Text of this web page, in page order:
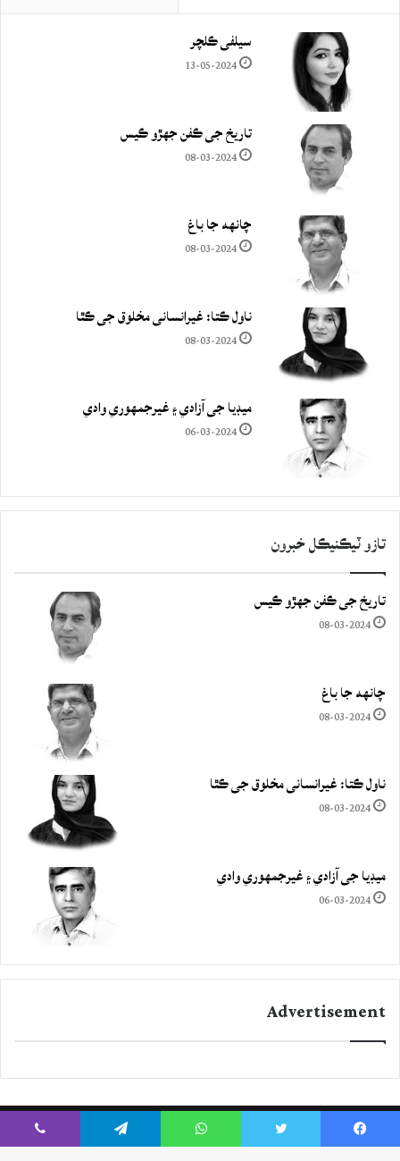
سيلفي ڪلچر
13-05-2024
تاريخ جي ڪفن جھڙو ڪيس
08-03-2024
چانهه جا باغ
08-03-2024
ناول ڪتا: غيرانساني مخلوق جي ڪٿا
08-03-2024
ميڊيا جي آزادي ۽ غيرجمھوري وادي
06-03-2024
تازو ٽيڪنيڪل خبرون
تاريخ جي ڪفن جھڙو ڪيس
08-03-2024
چانهه جا باغ
08-03-2024
ناول ڪتا: غيرانساني مخلوق جي ڪٿا
08-03-2024
ميڊيا جي آزادي ۽ غيرجمھوري وادي
06-03-2024
Advertisement
Facebook
Twitter
YouTube
Instagram Facebook
Twitter
WhatsApp
Telegram
Viber